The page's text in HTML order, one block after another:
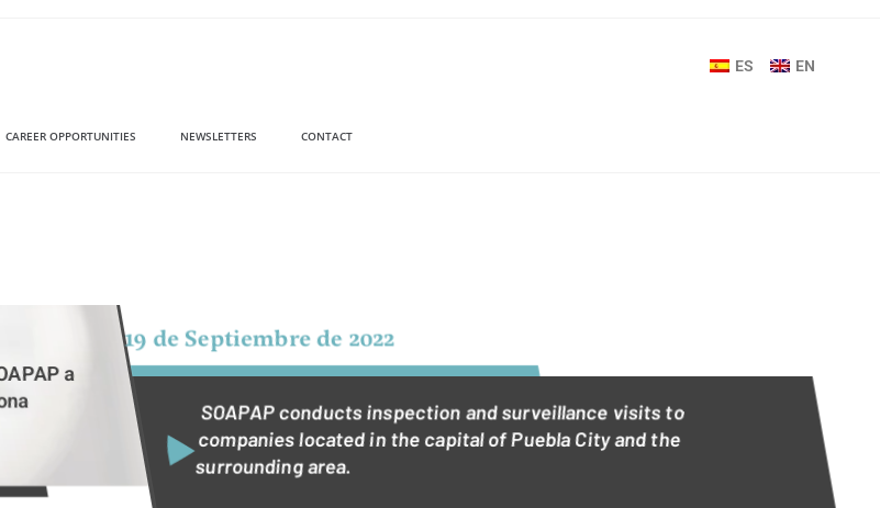
CAREER OPPORTUNITIES NEWSLETTERS CONTACT
ES EN
a
19 de Septiembre de 2022
SOAPAP conducts inspection and surveillance visits to
companies located in the capital of Puebla City and the
surrounding area.